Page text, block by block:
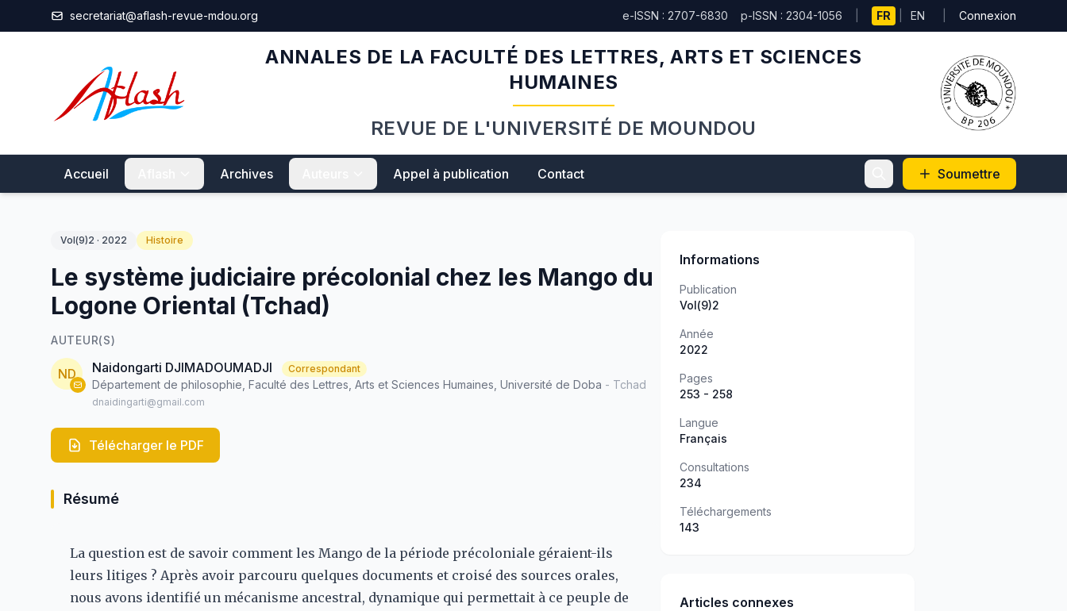
Aller au contenu principal
secretariat@aflash-revue-mdou.org e-ISSN : 2707-6830 p-ISSN : 2304-1056 FR EN Connexion
ANNALES DE LA FACULTÉ DES LETTRES, ARTS ET SCIENCES
HUMAINES
REVUE DE L'UNIVERSITÉ DE MOUNDOU
Accueil Archives Appel à publication Contact Soumettre
Vol(9)2 · 2022 Histoire
Le système judiciaire précolonial chez les Mango du
Logone Oriental (Tchad)
AUTEUR(S)
ND Naidongarti DJIMADOUMADJI Correspondant
Département de philosophie, Faculté des Lettres, Arts et Sciences Humaines, Université de Doba - Tchad
dnaidingarti@gmail.com
Télécharger le PDF
Résumé
La question est de savoir comment les Mango de la période précoloniale géraient-ils
leurs litiges ? Après avoir parcouru quelques documents et croisé des sources orales,
nous avons identifié un mécanisme ancestral, dynamique qui permettait à ce peuple de
Informations
Publication
Vol(9)2
Année
2022
Pages
253 - 258
Langue
Français
Consultations
234
Téléchargements
143
Articles connexes